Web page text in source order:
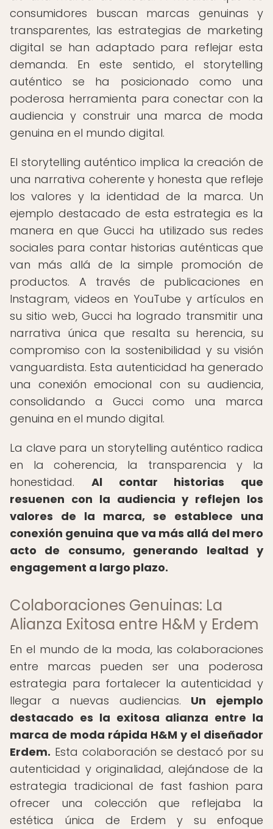
consumidores buscan marcas genuinas y
transparentes, las estrategias de marketing
digital se han adaptado para reflejar esta
demanda. En este sentido, el storytelling
auténtico se ha posicionado como una
poderosa herramienta para conectar con la
audiencia y construir una marca de moda
genuina en el mundo digital.
El storytelling auténtico implica la creación de
una narrativa coherente y honesta que refleje
los valores y la identidad de la marca. Un
ejemplo destacado de esta estrategia es la
manera en que Gucci ha utilizado sus redes
sociales para contar historias auténticas que
van más allá de la simple promoción de
productos. A través de publicaciones en
Instagram, videos en YouTube y artículos en
su sitio web, Gucci ha logrado transmitir una
narrativa única que resalta su herencia, su
compromiso con la sostenibilidad y su visión
vanguardista. Esta autenticidad ha generado
una conexión emocional con su audiencia,
consolidando a Gucci como una marca
genuina en el mundo digital.
La clave para un storytelling auténtico radica
en la coherencia, la transparencia y la
honestidad. Al contar historias que
resuenen con la audiencia y reflejen los
valores de la marca, se establece una
conexión genuina que va más allá del mero
acto de consumo, generando lealtad y
engagement a largo plazo.
Colaboraciones Genuinas: La
Alianza Exitosa entre H&M y Erdem
En el mundo de la moda, las colaboraciones
entre marcas pueden ser una poderosa
estrategia para fortalecer la autenticidad y
llegar a nuevas audiencias. Un ejemplo
destacado es la exitosa alianza entre la
marca de moda rápida H&M y el diseñador
Erdem. Esta colaboración se destacó por su
autenticidad y originalidad, alejándose de la
estrategia tradicional de fast fashion para
ofrecer una colección que reflejaba la
estética única de Erdem y su enfoque